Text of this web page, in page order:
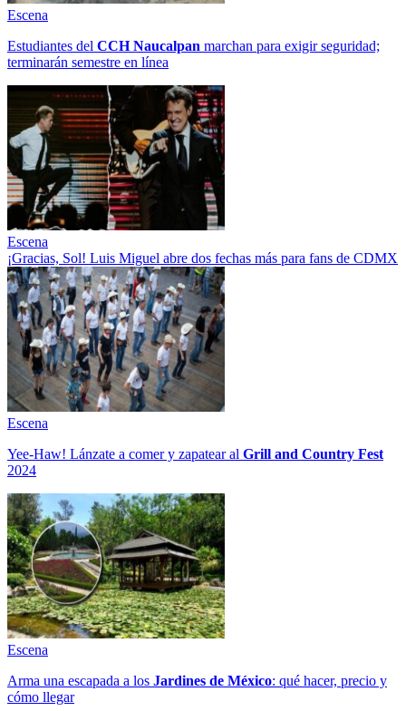
Escena
Estudiantes del CCH Naucalpan marchan para exigir seguridad;
terminarán semestre en línea
Escena
¡Gracias, Sol! Luis Miguel abre dos fechas más para fans de CDMX
Escena
Yee-Haw! Lánzate a comer y zapatear al Grill and Country Fest
2024
Escena
Arma una escapada a los Jardines de México: qué hacer, precio y
cómo llegar